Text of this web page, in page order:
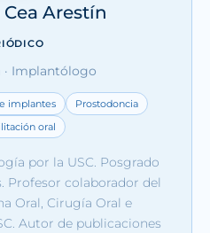
Arestín
· Implantólogo
implantes
Prostodoncia
oral
por la USC. Posgrado
Profesor colaborador del
Oral, Cirugía Oral e
Autor de publicaciones